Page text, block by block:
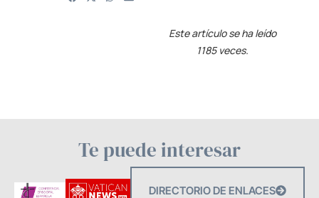
Este artículo se ha leído
1185 veces.
Te puede interesar
DIRECTORIO DE ENLACES